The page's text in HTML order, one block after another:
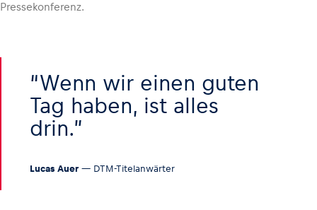
Glossar
Alle anzeigen
Pressekonferenz.
Wenn wir einen guten
Tag haben, ist alles
drin.
Lucas Auer — DTM-Titelanwärter